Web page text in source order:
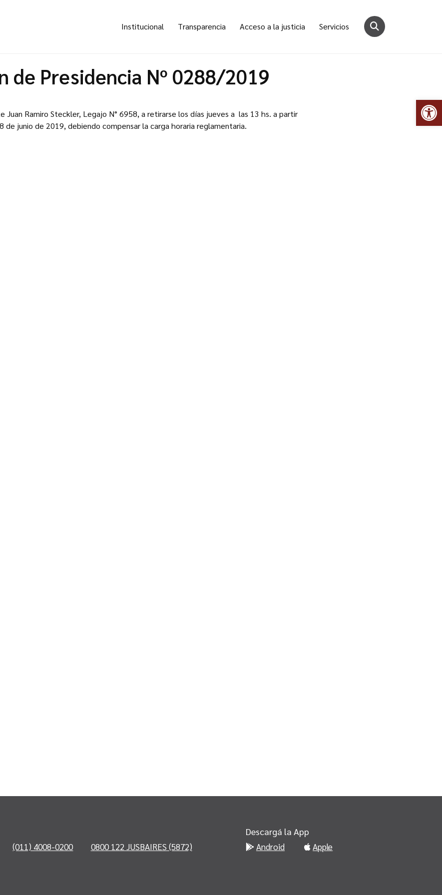
Institucional Transparencia Acceso a la justicia Servicios
de Presidencia Nº 0288/2019
Juan Ramiro Steckler, Legajo N° 6958, a retirarse los días jueves a las 13 hs. a partir
de junio de 2019, debiendo compensar la carga horaria reglamentaria.
(011) 4008-0200 0800 122 JUSBAIRES (5872)
Descargá la App
Android Apple